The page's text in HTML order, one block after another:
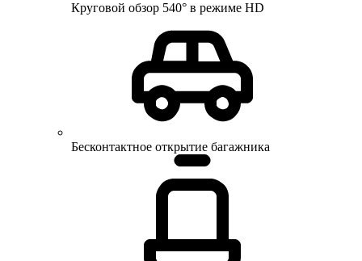
Круговой обзор 540° в режиме HD
Бесконтактное открытие багажника